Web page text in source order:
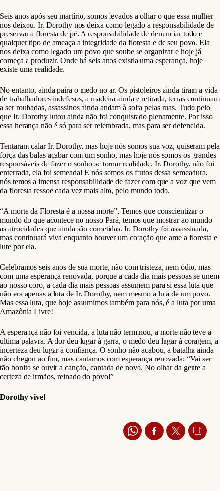
Seis anos após seu martírio, somos levados a olhar o que essa mulher
nos deixou. Ir. Dorothy nos deixa como legado a responsabilidade de
preservar a floresta de pé. A responsabilidade de denunciar todo e
qualquer tipo de ameaça a integridade da floresta e de seu povo. Ela
nos deixa como legado um povo que soube se organizar e hoje já
começa a produzir. Onde há seis anos existia uma esperança, hoje
existe uma realidade.
No entanto, ainda paira o medo no ar. Os pistoleiros ainda tiram a vida
de trabalhadores indefesos, a madeira ainda é retirada, terras continuam
a ser roubadas, assassinos ainda andam à solta pelas ruas. Tudo pelo
que Ir. Dorothy lutou ainda não foi conquistado plenamente. Por isso
essa herança não é só para ser relembrada, mas para ser defendida.
Tentaram calar Ir. Dorothy, mas hoje nós somos sua voz, quiseram pela
força das balas acabar com um sonho, mas hoje nós somos os grandes
responsáveis de fazer o sonho se tornar realidade. Ir. Dorothy, não foi
enterrada, ela foi semeada! E nós somos os frutos dessa semeadura,
nós temos a imensa responsabilidade de fazer com que a voz que vem
da floresta ressoe cada vez mais alto, pelo mundo todo.
“A morte da Floresta é a nossa morte”, Temos que conscientizar o
mundo do que acontece no nosso Pará, temos que mostrar ao mundo
as atrocidades que ainda são cometidas. Ir. Dorothy foi assassinada,
mas continuará viva enquanto houver um coração que ame a floresta e
lute por ela.
Celebramos seis anos de sua morte, não com tristeza, nem ódio, mas
com uma esperança renovada, porque a cada dia mais pessoas se unem
ao nosso coro, a cada dia mais pessoas assumem para si essa luta que
não era apenas a luta de Ir. Dorothy, nem mesmo a luta de um povo.
Mas essa luta, que hoje assumimos também para nós, é a luta por uma
Amazônia Livre!
A esperança não foi vencida, a luta não terminou, a morte não teve a
ultima palavra. A dor deu lugar à garra, o medo deu lugar à coragem, a
incerteza deu lugar à confiança. O sonho não acabou, a batalha ainda
não chegou ao fim, mas cantamos com esperança renovada: “Vai ser
tão bonito se ouvir a canção, cantada de novo. No olhar da gente a
certeza de irmãos, reinado do povo!”
Dorothy vive!